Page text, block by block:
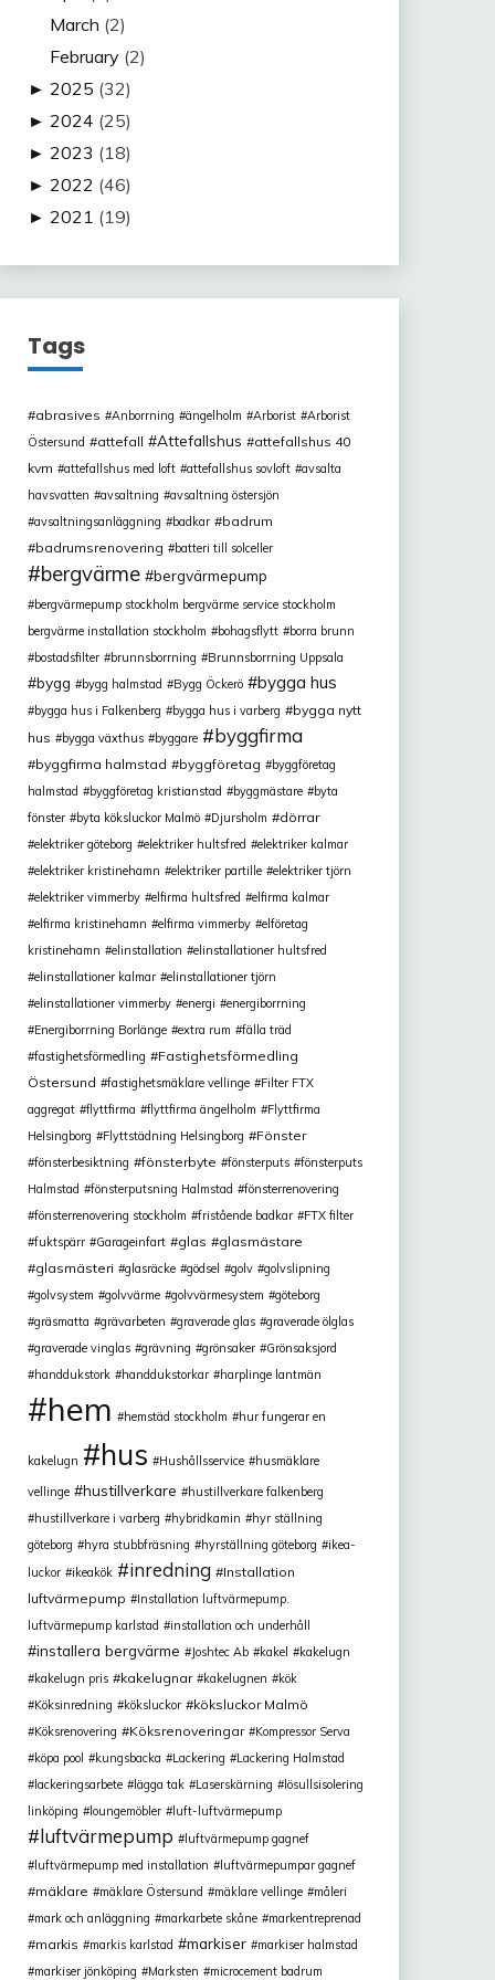
March (2)
February (2)
► 2025 (32)
► 2024 (25)
► 2023 (18)
► 2022 (46)
► 2021 (19)
Tags
abrasives Anborrning ängelholm Arborist
Arborist
Östersund
attefall Attefallshus
attefallshus 40
kvm
attefallshus med loft attefallshus sovloft
avsalta
havsvatten
avsaltning
avsaltning östersjön
avsaltningsanläggning
badkar
badrum
badrumsrenovering
batteri till solceller
bergvärme bergvärmepump
bergvärmepump stockholm bergvärme service stockholm
bergvärme installation stockholm
bohagsflytt
borra brunn
bostadsfilter
brunnsborrning Brunnsborrning Uppsala
bygg bygg halmstad Bygg Öckerö bygga hus
bygga hus i Falkenberg bygga hus i varberg
bygga nytt
hus
bygga växthus byggare byggfirma
byggfirma halmstad byggföretag
byggföretag
halmstad
byggföretag kristianstad byggmästare
byta
fönster
byta köksluckor Malmö Djursholm dörrar
elektriker göteborg elektriker hultsfred
elektriker kalmar
elektriker kristinehamn
elektriker partille
elektriker tjörn
elektriker vimmerby
elfirma hultsfred
elfirma kalmar
elfirma kristinehamn
elfirma vimmerby
elföretag
kristinehamn
elinstallation
elinstallationer hultsfred
elinstallationer kalmar
elinstallationer tjörn
elinstallationer vimmerby
energi
energiborrning
Energiborrning Borlänge
extra rum
fälla träd
fastighetsförmedling
Fastighetsförmedling
Östersund
fastighetsmäklare vellinge
Filter FTX
aggregat
flyttfirma flyttfirma ängelholm
Flyttfirma
Helsingborg
Flyttstädning Helsingborg Fönster
fönsterbesiktning fönsterbyte fönsterputs
fönsterputs
Halmstad
fönsterputsning Halmstad
fönsterrenovering
fönsterrenovering stockholm
fristående badkar
FTX filter
fuktspärr
Garageinfart glas
glasmästare
glasmästeri
glasräcke gödsel golv
golvslipning
golvsystem
golvvärme golvvärmesystem
göteborg
gräsmatta
grävarbeten graverade glas
graverade ölglas
graverade vinglas
grävning grönsaker
Grönsaksjord
handdukstork
handdukstorkar harplinge lantmän
hem hemstäd stockholm hur fungerar en
kakelugn hus Hushållsservice
husmäklare
vellinge
hustillverkare
hustillverkare falkenberg
hustillverkare i varberg
hybridkamin
hyr ställning
göteborg
hyra stubbfräsning hyrställning göteborg
ikea-
luckor
ikeakök inredning
Installation
luftvärmepump
Installation luftvärmepump.
luftvärmepump karlstad
installation och underhåll
installera bergvärme Joshtec Ab kakel
kakelugn
kakelugn pris
kakelugnar kakelugnen
kök
Köksinredning
köksluckor köksluckor Malmö
Köksrenovering Köksrenoveringar
Kompressor Serva
köpa pool
kungsbacka Lackering
Lackering Halmstad
lackeringsarbete
lägga tak Laserskärning
lösullsisolering
linköping
loungemöbler luft-luftvärmepump
luftvärmepump
luftvärmepump gagnef
luftvärmepump med installation
luftvärmepumpar gagnef
mäklare mäklare Östersund mäklare vellinge
måleri
mark och anläggning
markarbete skåne markentreprenad
markis markis karlstad markiser
markiser halmstad
markiser jönköping
Marksten microcement badrum